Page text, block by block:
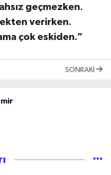
geçmezken.
verirken.
çok eskiden.”
SONRAKI